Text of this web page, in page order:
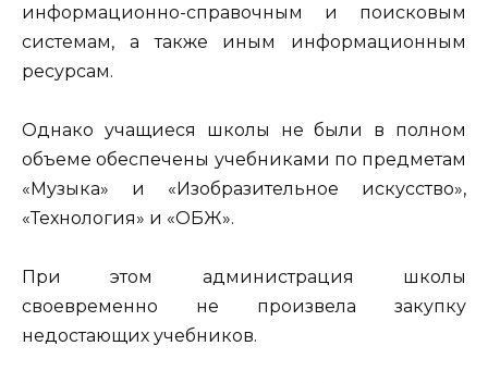
информационно-справочным и поисковым
системам, а также иным информационным
ресурсам.
Однако учащиеся школы не были в полном
объеме обеспечены учебниками по предметам
«Музыка» и «Изобразительное искусство»,
«Технология» и «ОБЖ».
При этом администрация школы
своевременно не произвела закупку
недостающих учебников.